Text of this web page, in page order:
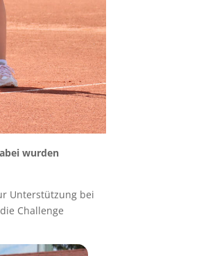
wurden
Unterstützung bei
Challenge